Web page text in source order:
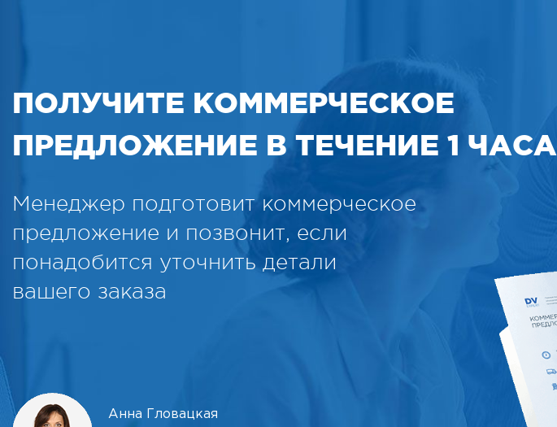
ПОЛУЧИТЕ КОММЕРЧЕСКОЕ
ПРЕДЛОЖЕНИЕ В ТЕЧЕНИЕ 1 ЧАСА
Менеджер подготовит коммерческое
предложение и позвонит, если
понадобится уточнить детали
вашего заказа
Анна Гловацкая